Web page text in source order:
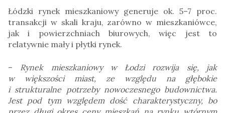
Łódzki rynek mieszkaniowy generuje ok. 5–7 proc.
transakcji w skali kraju, zarówno w mieszkaniówce,
jak i powierzchniach biurowych, więc jest to
relatywnie mały i płytki rynek.
– Rynek mieszkaniowy w Łodzi rozwija się, jak
w większości miast, ze względu na głębokie
i strukturalne potrzeby nowoczesnego budownictwa.
Jest pod tym względem dość charakterystyczny, bo